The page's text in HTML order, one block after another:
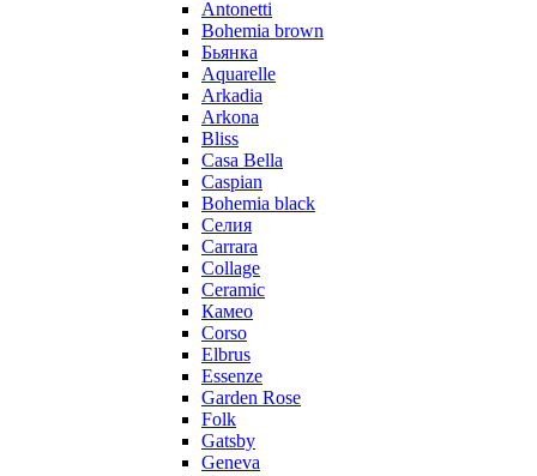
Antonetti
Bohemia brown
Бьянка
Aquarelle
Arkadia
Arkona
Bliss
Casa Bella
Caspian
Bohemia black
Селия
Carrara
Collage
Ceramic
Камео
Corso
Elbrus
Essenze
Garden Rose
Folk
Gatsby
Geneva